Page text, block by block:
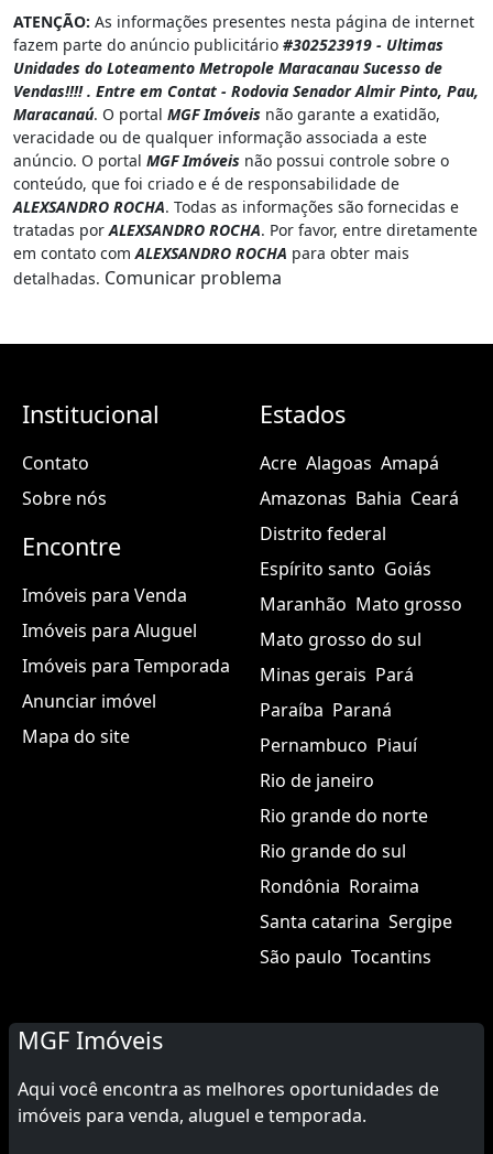
ATENÇÃO: As informações presentes nesta página de internet
fazem parte do anúncio publicitário #302523919 - Ultimas
Unidades do Loteamento Metropole Maracanau Sucesso de
Vendas!!!! . Entre em Contat - Rodovia Senador Almir Pinto, Pau,
Maracanaú. O portal MGF Imóveis não garante a exatidão,
veracidade ou de qualquer informação associada a este
anúncio. O portal MGF Imóveis não possui controle sobre o
conteúdo, que foi criado e é de responsabilidade de
ALEXSANDRO ROCHA. Todas as informações são fornecidas e
tratadas porALEXSANDRO ROCHA. Por favor, entre diretamente
em contato comALEXSANDRO ROCHA para obter mais
detalhadas. Comunicar problema
Institucional
Contato
Sobre nós
Encontre
Imóveis para Venda
Imóveis para Aluguel
Imóveis para Temporada
Anunciar imóvel
Mapa do site
Estados
Acre Alagoas Amapá
Amazonas Bahia Ceará
Distrito federal
Espírito santo Goiás
Maranhão Mato grosso
Mato grosso do sul
Minas gerais Pará
Paraíba Paraná
Pernambuco Piauí
Rio de janeiro
Rio grande do norte
Rio grande do sul
Rondônia Roraima
Santa catarina Sergipe
São paulo Tocantins
MGF Imóveis
Aqui você encontra as melhores oportunidades de
imóveis para venda, aluguel e temporada.